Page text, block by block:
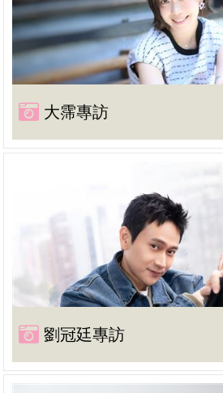
大霈專訪
劉冠廷專訪